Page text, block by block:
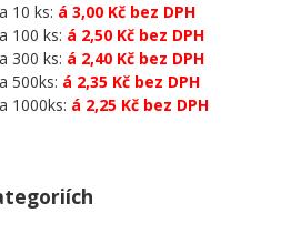
10 ks: á 3,00 Kč bez DPH
100 ks: á 2,50 Kč bez DPH
300 ks: á 2,40 Kč bez DPH
500ks: á 2,35 Kč bez DPH
1000ks: á 2,25 Kč bez DPH